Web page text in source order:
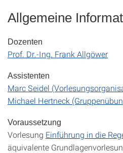
Allgemeine
Dozenten
Prof. Dr.-Ing. Frank Allgöwer
Assistenten
Marc Seidel
Michael Hertneck
Voraussetzung
Vorlesung Einführung in die
äquivalente